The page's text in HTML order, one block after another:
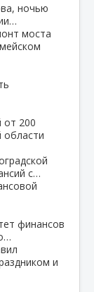
ночью
моста
от 200
области
с…
финансов
и